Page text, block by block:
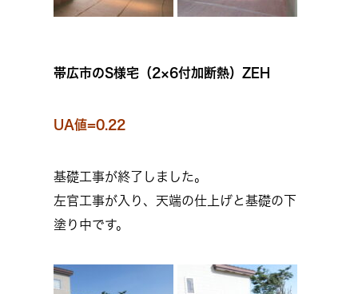
帯広市のS様宅（2×6付加断熱）ZEH
UA値=0.22
基礎工事が終了しました。
左官工事が入り、天端の仕上げと基礎の下
塗り中です。